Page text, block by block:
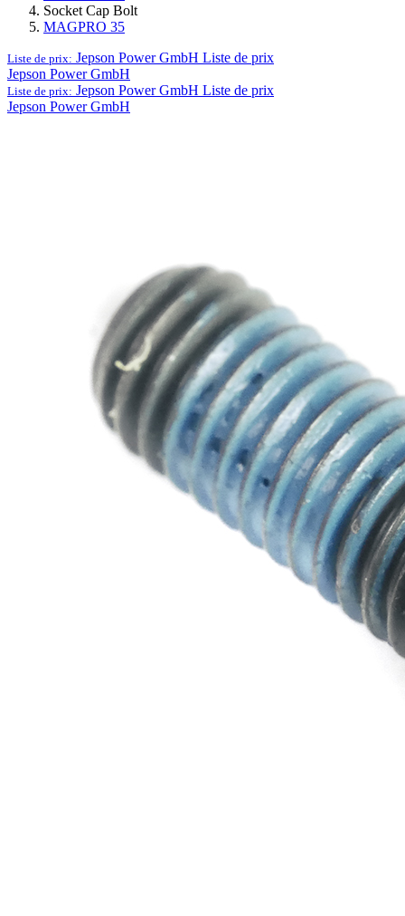
Socket Cap Bolt
MAGPRO 35
Liste de prix: Jepson Power GmbH Liste de prix
Jepson Power GmbH
Liste de prix: Jepson Power GmbH Liste de prix
Jepson Power GmbH